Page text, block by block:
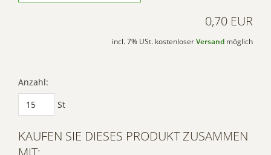
0,70 EUR
incl. 7% USt. kostenloser Versand möglich
Anzahl:
St
KAUFEN SIE DIESES PRODUKT ZUSAMMEN